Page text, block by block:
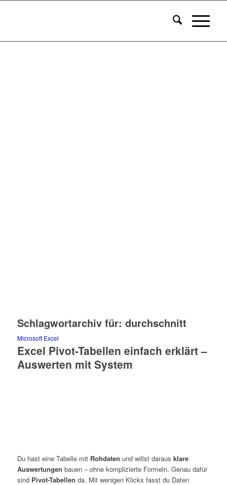
Schlagwortarchiv für: durchschnitt
Microsoft Excel
Excel Pivot-Tabellen einfach erklärt –
Auswerten mit System
Du hast eine Tabelle mit Rohdaten und willst daraus klare
Auswertungen bauen – ohne komplizierte Formeln. Genau dafür
sind Pivot-Tabellen da. Mit wenigen Klicks fasst du Daten